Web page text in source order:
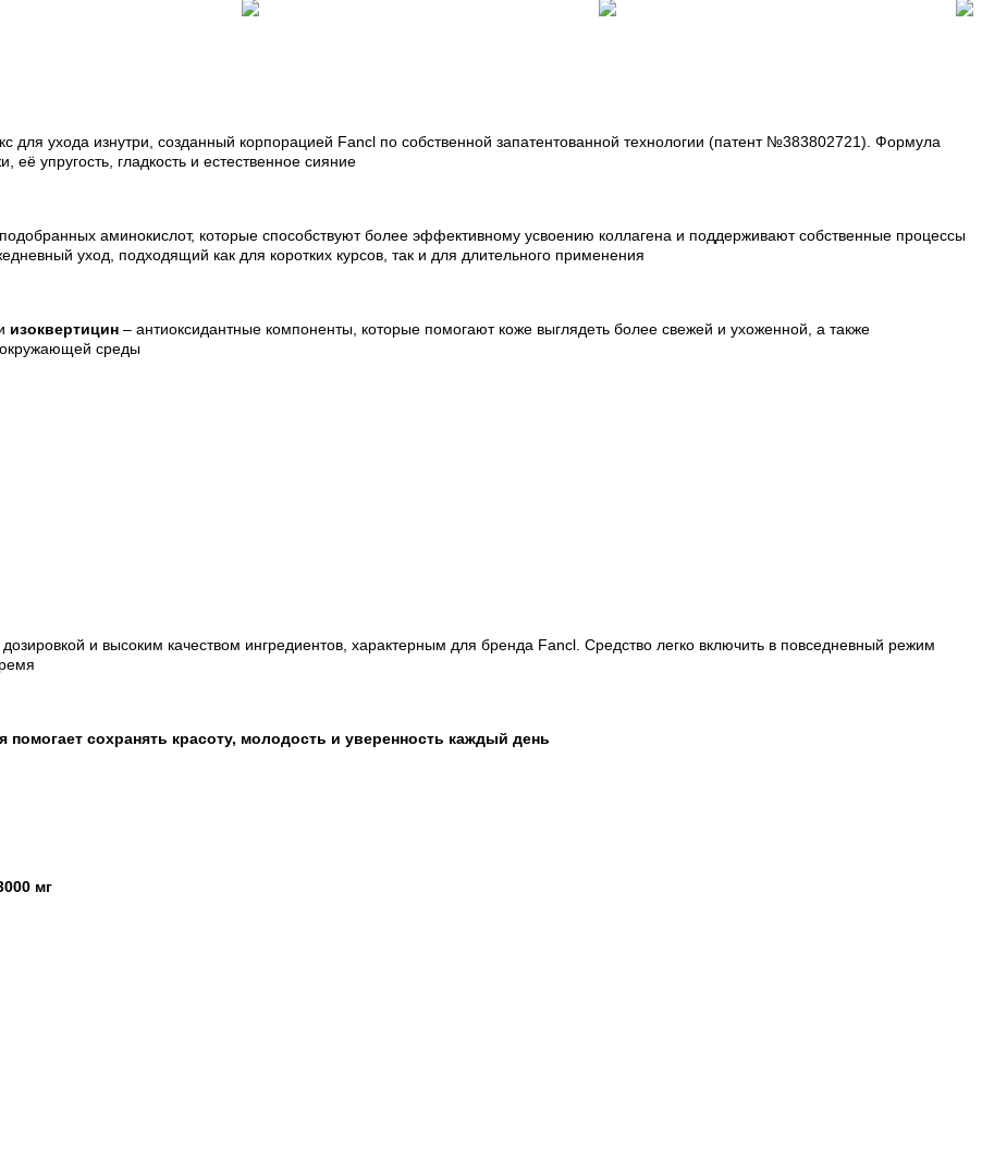
для ухода изнутри, созданный корпорацией Fancl по собственной запатентованной технологии (патент №383802721). Формула
её упругость, гладкость и естественное сияние
аминокислот, которые способствуют более эффективному усвоению коллагена и поддерживают собственные процессы
уход, подходящий как для коротких курсов, так и для длительного применения
изоквертицин – антиоксидантные компоненты, которые помогают коже выглядеть более свежей и ухоженной, а также
окружающей среды
и высоким качеством ингредиентов, характерным для бренда Fancl. Средство легко включить в повседневный режим
помогает сохранять красоту, молодость и уверенность каждый день
мг